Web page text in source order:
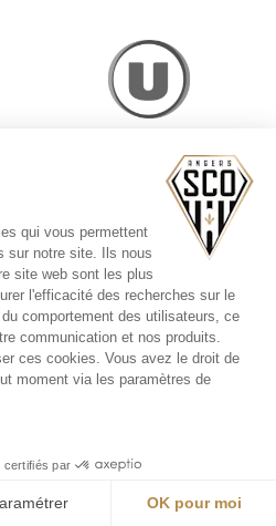
qui vous permettent
sur notre site. Ils nous
site web sont les plus
l'efficacité des recherches sur le
comportement des utilisateurs, ce
communication et nos produits.
ces cookies. Vous avez le droit de
moment via les paramètres de
certifiés par
OK pour moi
billetterie
légales
cookies